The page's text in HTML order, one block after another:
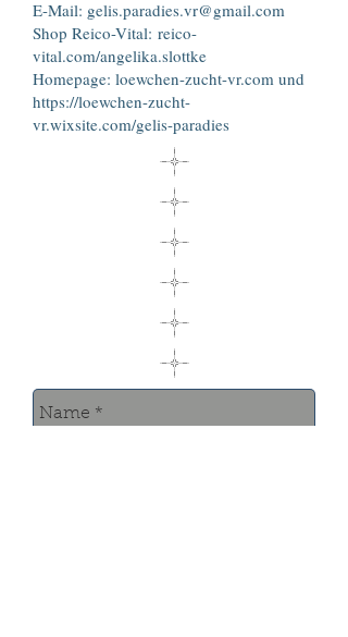
E-Mail: gelis.paradies.vr@gmail.com
Shop Reico-Vital: reico-
vital.com/angelika.slottke
Homepage: loewchen-zucht-vr.com und
https://loewchen-zucht-
vr.wixsite.com/gelis-paradies